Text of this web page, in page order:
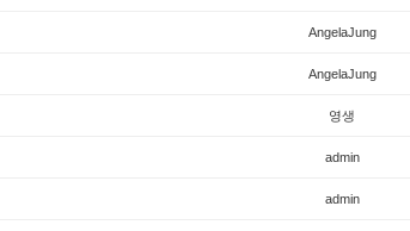
AngelaJung
AngelaJung
영생
admin
admin